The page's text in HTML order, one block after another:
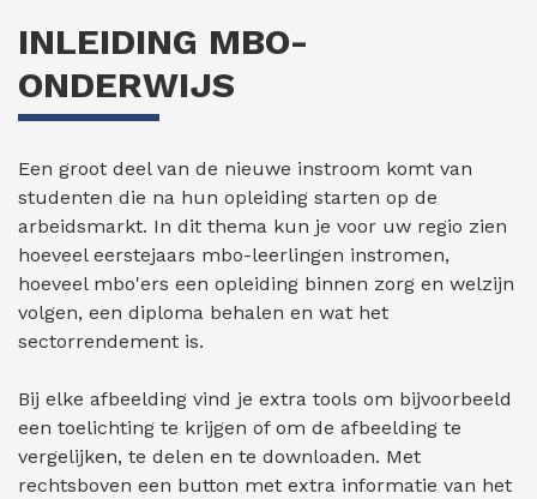
INLEIDING MBO-
ONDERWIJS
Een groot deel van de nieuwe instroom komt van
studenten die na hun opleiding starten op de
arbeidsmarkt. In dit thema kun je voor uw regio zien
hoeveel eerstejaars mbo-leerlingen instromen,
hoeveel mbo'ers een opleiding binnen zorg en welzijn
volgen, een diploma behalen en wat het
sectorrendement is.
Bij elke afbeelding vind je extra tools om bijvoorbeeld
een toelichting te krijgen of om de afbeelding te
vergelijken, te delen en te downloaden. Met
rechtsboven een button met extra informatie van het